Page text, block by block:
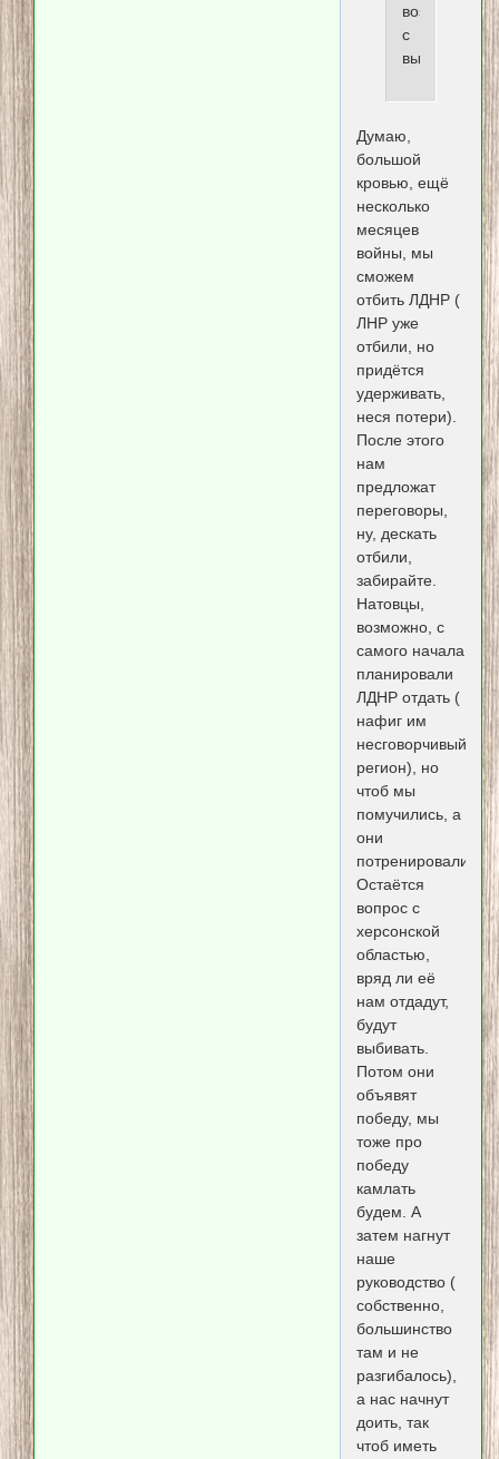
возможно
с
высокой
Думаю,
большой
кровью, ещё
несколько
месяцев
войны, мы
сможем
отбить ЛДНР (
ЛНР уже
отбили, но
придётся
удерживать,
неся потери).
После этого
нам
предложат
переговоры,
ну, дескать
отбили,
забирайте.
Натовцы,
возможно, с
самого начала
планировали
ЛДНР отдать (
нафиг им
несговорчивый
регион), но
чтоб мы
помучились, а
они
потренировались.
Остаётся
вопрос с
херсонской
областью,
вряд ли её
нам отдадут,
будут
выбивать.
Потом они
объявят
победу, мы
тоже про
победу
камлать
будем. А
затем нагнут
наше
руководство (
собственно,
большинство
там и не
разгибалось),
а нас начнут
доить, так
чтоб иметь